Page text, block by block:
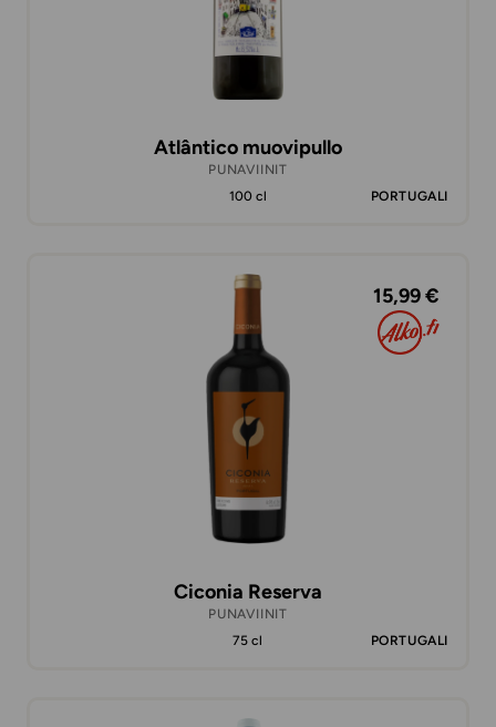
Atlântico muovipullo
PUNAVIINIT
100 cl
PORTUGALI
15,99 €
Ciconia Reserva
PUNAVIINIT
75 cl
PORTUGALI